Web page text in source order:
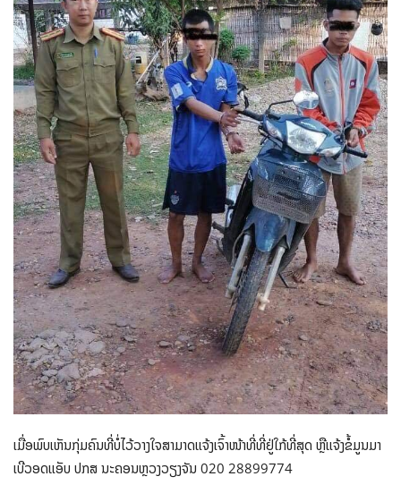
ເມື່ອພົບເຫັນກຸ່ມຄົນທີ່ບໍ່ໄວ້ວາງໃຈສາມາດແຈ້ງເຈົ້າໜ້າທີ່ທີ່ຢູ່ໃກ້ທີ່ສຸດ ຫຼືແຈ້ງຂໍ້ມູນມາ
ເບີວອດແອັບ ປກສ ນະຄອນຫຼວງວຽງຈັນ 020 28899774